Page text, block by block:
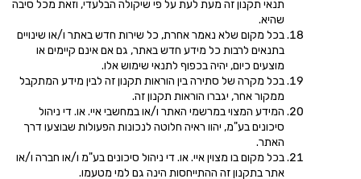
תנאי תקנון זה מעת לעת על פי שיקולה הבלעדי, וזאת מכל סיבה
שהיא.
בכל מקום שלא נאמר אחרת, כל שירות חדש באתר ו/או שינויים
בתנאים לרבות כל מידע חדש באתר, גם אם אינם קיימים או
מוצעים כיום, יהיה בכפוף לתנאי שימוש אלו.
בכל מקרה של סתירה בין הוראות תקנון זה לבין מידע המתקבל
ממקור אחר, יגברו הוראות תקנון זה.
המידע המצוי במרשמי האתר ו/או במחשבי איי. או. די ניהול
סיכונים בע"מ, יהוו ראיה חלוטה לנכונות הפעולות שבוצעו דרך
האתר.
בכל מקום בו מצוין איי. או. די ניהול סיכונים בע"מ ו/או חברה ו/או
אתר בתקנון זה ההתייחסות הינה גם למי מטעמו.